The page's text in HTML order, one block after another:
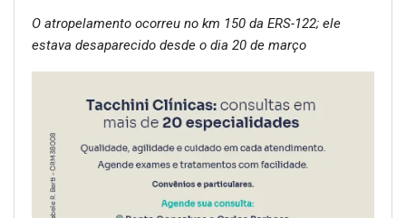
O atropelamento ocorreu no km 150 da ERS-122; ele
estava desaparecido desde o dia 20 de março